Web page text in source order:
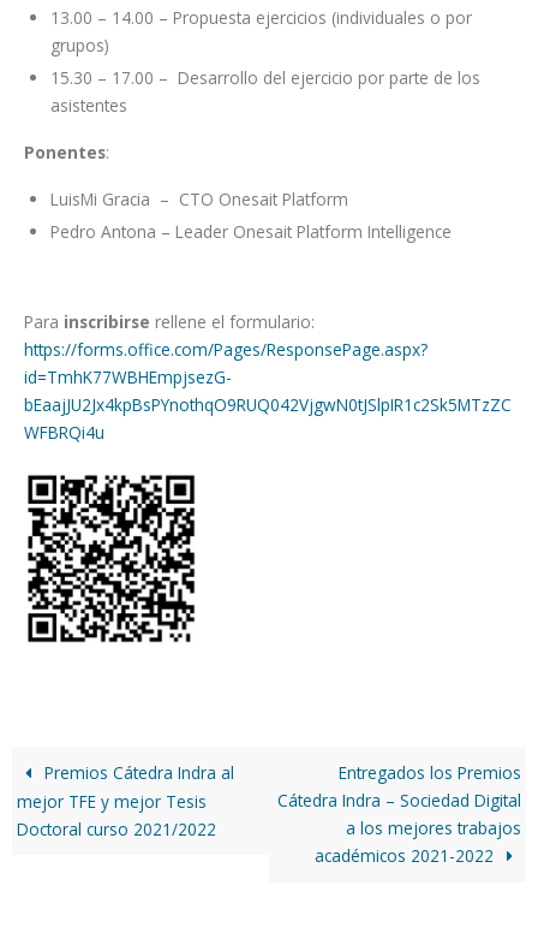
13.00 – 14.00 – Propuesta ejercicios (individuales o por
grupos)
15.30 – 17.00 – Desarrollo del ejercicio por parte de los
asistentes
Ponentes:
LuisMi Gracia – CTO Onesait Platform
Pedro Antona – Leader Onesait Platform Intelligence
Para inscribirse rellene el formulario:
https://forms.office.com/Pages/ResponsePage.aspx?
id=TmhK77WBHEmpjsezG-
bEaajJU2Jx4kpBsPYnothqO9RUQ042VjgwN0tJSlpIR1c2Sk5MTzZC
WFBRQi4u
Premios Cátedra Indra al
mejor TFE y mejor Tesis
Doctoral curso 2021/2022
Entregados los Premios
Cátedra Indra – Sociedad Digital
a los mejores trabajos
académicos 2021-2022